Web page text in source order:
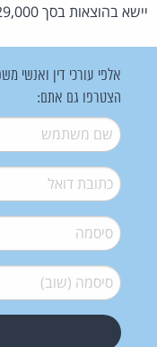
יישא בהוצאות בסך 29,000 ש"ח.
אלפי עורכי דין ואנשי
הצטרפו גם אתם:
שם משתמש*
דואל*
סיסמה*
סיסמה (שוב)*